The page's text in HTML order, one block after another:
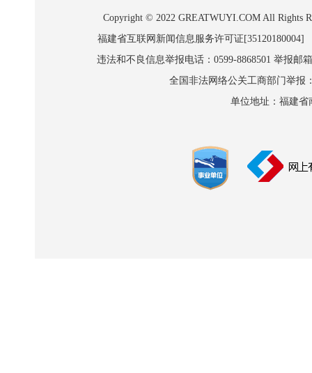
Copyright © 2022 GREATWUYI.COM All Rights
福建省互联网新闻信息服务许可证
违法和不良信息举报电话：0599-8868501 举报邮
全国非法网络公关工商部门举报
单位地址：福建省